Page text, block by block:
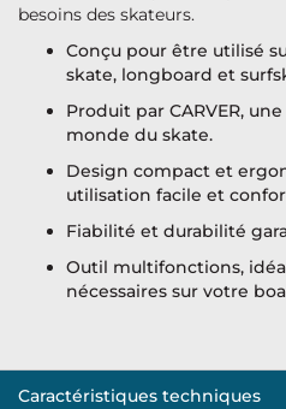
besoins des skateurs.
Conçu pour être utilisé
skate, longboard et
Produit par CARVER,
monde du skate.
Design compact et
utilisation facile et
Fiabilité et durabilité
Outil multifonctions,
nécessaires sur votre
Caractéristiques techniques